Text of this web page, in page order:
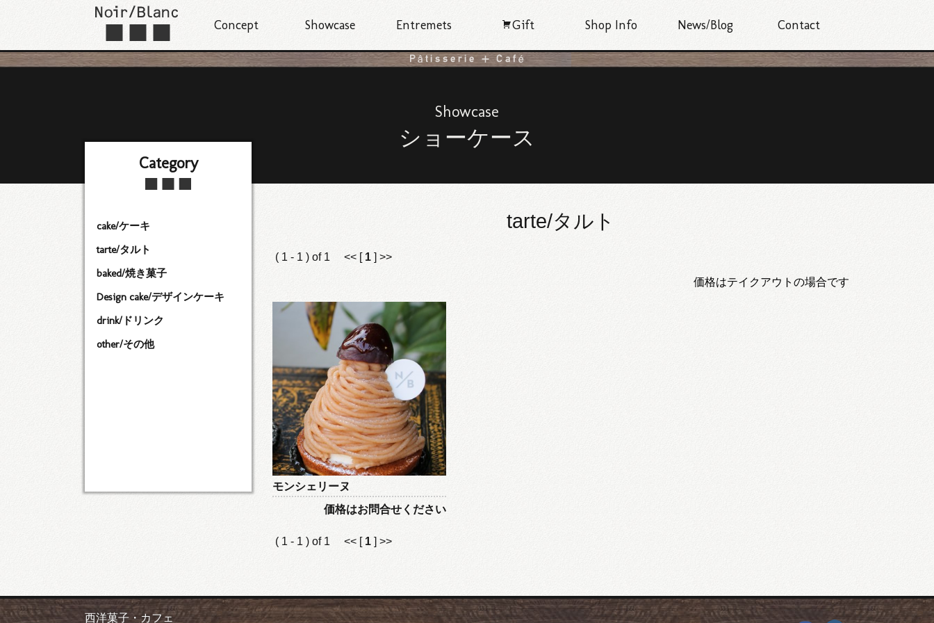
Concept Showcase Entremets Gift Shop Info News/Blog Contact
Showcase
ショーケース
tarte/タルト
( 1 - 1 ) of 1 << [ 1 ] >>
価格はテイクアウトの場合です
モンシェリーヌ
価格はお問合せください
( 1 - 1 ) of 1 << [ 1 ] >>
Category
cake/ケーキ
tarte/タルト
baked/焼き菓子
Design cake/デザインケーキ
drink/ドリンク
other/その他
西洋菓子・カフェ